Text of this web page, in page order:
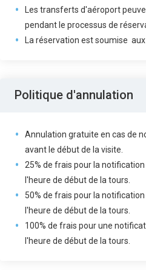
Les transferts d'aéroport
pendant le processus de
La réservation est soumise aux
Politique d'annulation
Annulation gratuite en cas de
avant le début de la visite.
25% de frais pour la
l'heure de début de la tours.
50% de frais pour la
l'heure de début de la tours.
100% de frais pour une
l'heure de début de la tours.